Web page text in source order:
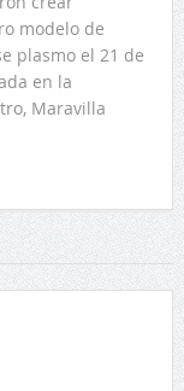
modelo de
plasmo el 21 de
en la
Maravilla